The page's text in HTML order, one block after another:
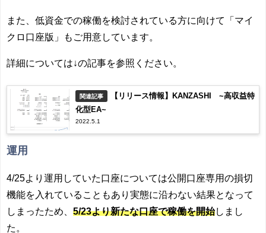
また、低資金での稼働を検討されている方に向けて「マイ
クロ口座版」もご用意しています。
詳細については↓の記事を参照ください。
関連記事
【リリース情報】KANZASHI ~高収益特
化型EA~
2022.5.1
運用
4/25より運用していた口座については公開口座専用の損切
機能を入れていることもあり実態に沿わない結果となって
しまったため、 5/23より新たな口座で稼働を開始しまし
た。